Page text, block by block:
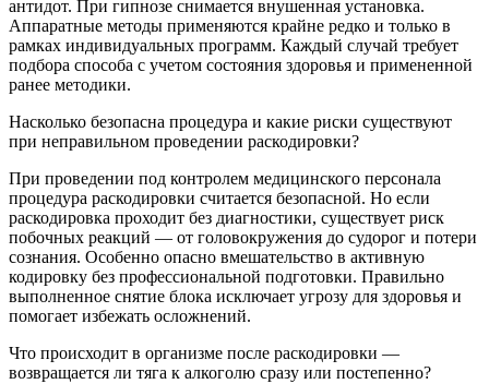
антидот. При гипнозе снимается внушенная установка.
Аппаратные методы применяются крайне редко и только в
рамках индивидуальных программ. Каждый случай требует
подбора способа с учетом состояния здоровья и примененной
ранее методики.
Насколько безопасна процедура и какие риски существуют
при неправильном проведении раскодировки?
При проведении под контролем медицинского персонала
процедура раскодировки считается безопасной. Но если
раскодировка проходит без диагностики, существует риск
побочных реакций — от головокружения до судорог и потери
сознания. Особенно опасно вмешательство в активную
кодировку без профессиональной подготовки. Правильно
выполненное снятие блока исключает угрозу для здоровья и
помогает избежать осложнений.
Что происходит в организме после раскодировки —
возвращается ли тяга к алкоголю сразу или постепенно?